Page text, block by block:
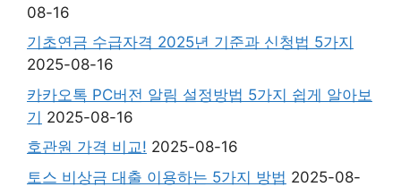
08-16
기초연금 수급자격 2025년 기준과 신청법 5가지
2025-08-16
카카오톡 PC버전 알림 설정방법 5가지 쉽게 알아보
기 2025-08-16
호관원 가격 비교! 2025-08-16
토스 비상금 대출 이용하는 5가지 방법 2025-08-